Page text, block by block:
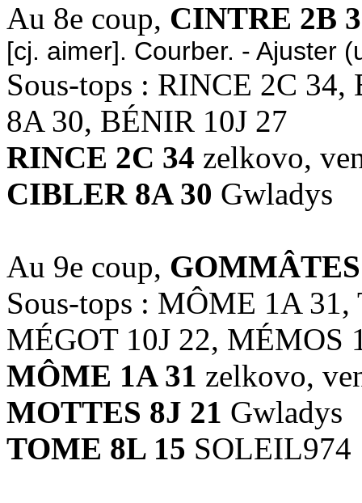
Au 8e coup, CINTRE 2B
[cj. aimer]. Courber. - Ajuster
Sous-tops : RINCE 2C
8A 30, BÉNIR 10J 27
RINCE 2C 34 zelkovo,
CIBLER 8A 30 Gwladys
Au 9e coup,
Sous-tops : MÔME 1A
MÉGOT 10J 22, MÉMOS
MÔME 1A 31 zelkovo,
MOTTES 8J 21 Gwladys
TOME 8L 15 SOLEIL974